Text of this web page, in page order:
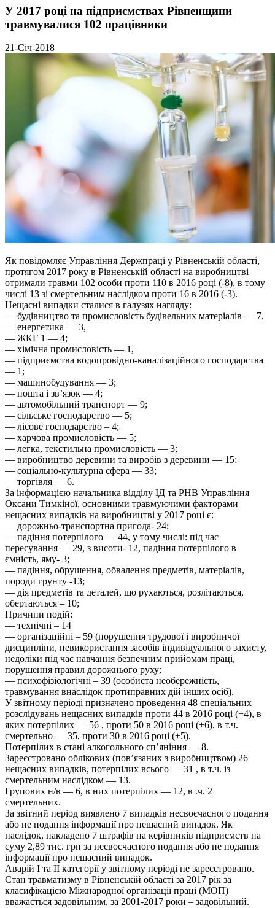
У 2017 році на підприємствах Рівненщини
травмувалися 102 працівники
21-Січ-2018
Як повідомляє Управління Держпраці у Рівненській області,
протягом 2017 року в Рівненській області на виробництві
отримали травми 102 особи проти 110 в 2016 році (-8), в тому
числі 13 зі смертельним наслідком проти 16 в 2016 (-3).
Нещасні випадки сталися в галузях нагляду:
— будівництво та промисловість будівельних матеріалів — 7,
— енергетика — 3,
— ЖКГ 1 — 4;
— хімічна промисловість — 1,
— підприємства водопровідно-каналізаційного господарства
— 1;
— машинобудування — 3;
— пошта і зв’язок — 4;
— автомобільний транспорт — 9;
— сільське господарство — 5;
— лісове господарство – 4;
— харчова промисловість — 5;
— легка, текстильна промисловість — 3;
— виробництво деревини та виробів з деревини — 15;
— соціально-культурна сфера — 33;
— торгівля — 6.
За інформацією начальника відділу ІД та РНВ Управління
Оксани Тимкіної, основними травмуючими факторами
нещасних випадків на виробництві у 2017 році є:
— дорожньо-транспортна пригода- 24;
— падіння потерпілого — 44, у тому числі: під час
пересування — 29, з висоти- 12, падіння потерпілого в
ємність, яму- 3;
— падіння, обрушення, обвалення предметів, матеріалів,
породи грунту -13;
— дія предметів та деталей, що рухаються, розлітаються,
обертаються – 10;
Причини подій:
— технічні – 14
— організаційні – 59 (порушення трудової і виробничої
дисципліни, невикористання засобів індивідуального захисту,
недоліки під час навчання безпечним прийомам праці,
порушення правил дорожнього руху;
— психофізіологічні – 39 (особиста необережність,
травмування внаслідок протиправних дій інших осіб).
У звітному періоді призначено проведення 48 спеціальних
розслідувань нещасних випадків проти 44 в 2016 році (+4), в
яких потерпілих — 56 , проти 50 в 2016 році (+6), в т.ч.
смертельно — 35, проти 30 в 2016 році (+5).
Потерпілих в стані алкогольного сп’яніння — 8.
Зареєстровано облікових (пов’язаних з виробництвом) 26
нещасних випадків, потерпілих всього — 31 , в т.ч. із
смертельним наслідком — 13.
Групових н/в — 6, в них потерпілих — 12, в .ч. 2
смертельних.
За звітний період виявлено 7 випадків несвоєчасного подання
або не подання інформації про нещасний випадок. Як
наслідок, накладено 7 штрафів на керівників підприємств на
суму 2,89 тис. грн за несвоєчасного подання або не подання
інформації про нещасний випадок.
Аварій І та ІІ категорії у звітному періоді не зареєстровано.
Стан травматизму в Рівненській області за 2017 рік за
класифікацією Міжнародної організації праці (МОП)
вважається задовільним, за 2001-2017 роки – задовільний.